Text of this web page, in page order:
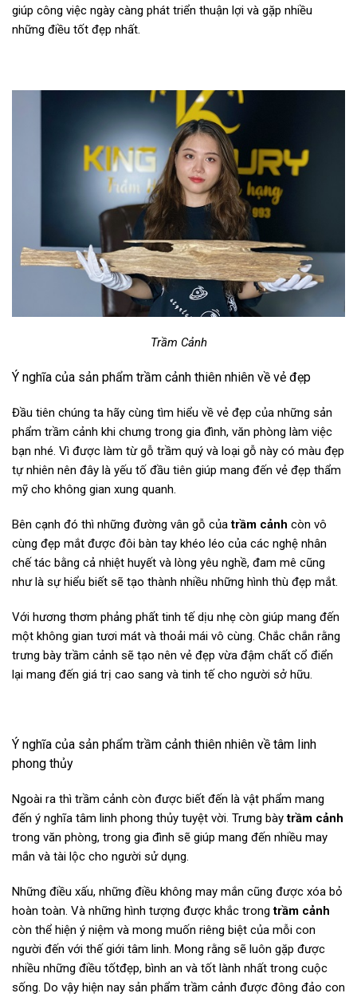
giúp công việc ngày càng phát triển thuận lợi và gặp nhiều
những điều tốt đẹp nhất.
Trầm Cảnh
Ý nghĩa của sản phẩm trầm cảnh thiên nhiên về vẻ đẹp
Đầu tiên chúng ta hãy cùng tìm hiểu về vẻ đẹp của những sản
phẩm trầm cảnh khi chưng trong gia đình, văn phòng làm việc
bạn nhé. Vì được làm từ gỗ trầm quý và loại gỗ này có màu đẹp
tự nhiên nên đây là yếu tố đầu tiên giúp mang đến vẻ đẹp thẩm
mỹ cho không gian xung quanh.
Bên cạnh đó thì những đường vân gỗ củatrầm cảnh còn vô
cùng đẹp mắt được đôi bàn tay khéo léo của các nghệ nhân
chế tác bằng cả nhiệt huyết và lòng yêu nghề, đam mê cũng
như là sự hiểu biết sẽ tạo thành nhiều những hình thù đẹp mắt.
Với hương thơm phảng phất tinh tế dịu nhẹ còn giúp mang đến
một không gian tươi mát và thoải mái vô cùng. Chắc chắn rằng
trưng bày trầm cảnh sẽ tạo nên vẻ đẹp vừa đậm chất cổ điển
lại mang đến giá trị cao sang và tinh tế cho người sở hữu.
Ý nghĩa của sản phẩm trầm cảnh thiên nhiên về tâm linh
phong thủy
Ngoài ra thì trầm cảnh còn được biết đến là vật phẩm mang
đến ý nghĩa tâm linh phong thủy tuyệt vời. Trưng bàytrầm cảnh
trong văn phòng, trong gia đình sẽ giúp mang đến nhiều may
mắn và tài lộc cho người sử dụng.
Những điều xấu, những điều không may mắn cũng được xóa bỏ
hoàn toàn. Và những hình tượng được khắc trongtrầm cảnh
còn thể hiện ý niệm và mong muốn riêng biệt của mỗi con
người đến với thế giới tâm linh. Mong rằng sẽ luôn gặp được
nhiều những điều tốtđẹp, bình an và tốt lành nhất trong cuộc
sống. Do vậy hiện nay sản phẩm trầm cảnh được đông đảo con